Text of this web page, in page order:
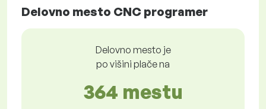
Delovno mesto CNC programer
Delovno mesto je
po višini plače na
364 mestu